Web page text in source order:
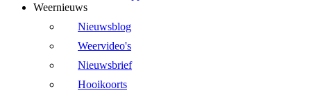
Weernieuws
Nieuwsblog
Weervideo's
Nieuwsbrief
Hooikoorts